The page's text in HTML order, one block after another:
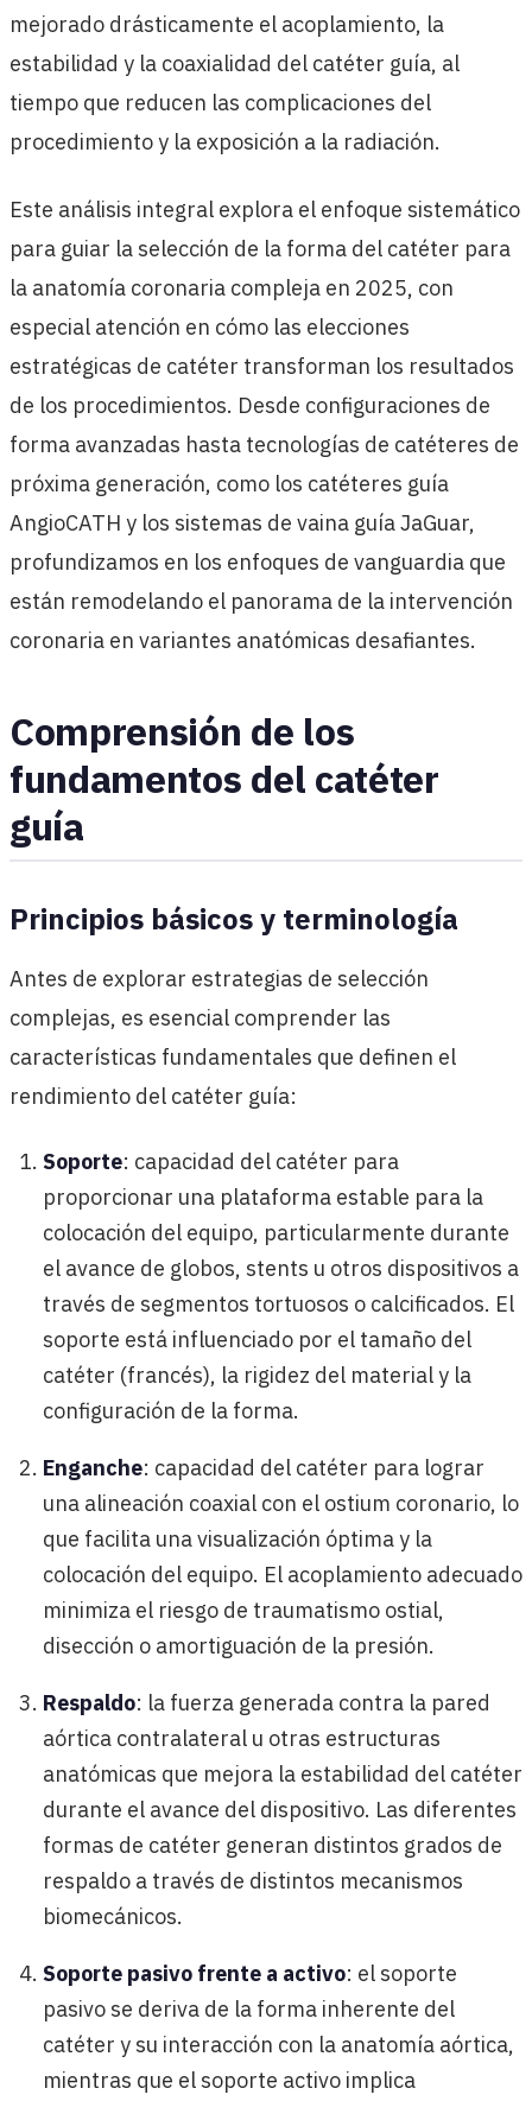
mejorado drásticamente el acoplamiento, la
estabilidad y la coaxialidad del catéter guía, al
tiempo que reducen las complicaciones del
procedimiento y la exposición a la radiación.
Este análisis integral explora el enfoque sistemático
para guiar la selección de la forma del catéter para
la anatomía coronaria compleja en 2025, con
especial atención en cómo las elecciones
estratégicas de catéter transforman los resultados
de los procedimientos. Desde configuraciones de
forma avanzadas hasta tecnologías de catéteres de
próxima generación, como los catéteres guía
AngioCATH y los sistemas de vaina guía JaGuar,
profundizamos en los enfoques de vanguardia que
están remodelando el panorama de la intervención
coronaria en variantes anatómicas desafiantes.
Comprensión de los
fundamentos del catéter
guía
Principios básicos y terminología
Antes de explorar estrategias de selección
complejas, es esencial comprender las
características fundamentales que definen el
rendimiento del catéter guía:
Soporte: capacidad del catéter para
proporcionar una plataforma estable para la
colocación del equipo, particularmente durante
el avance de globos, stents u otros dispositivos a
través de segmentos tortuosos o calcificados. El
soporte está influenciado por el tamaño del
catéter (francés), la rigidez del material y la
configuración de la forma.
Enganche: capacidad del catéter para lograr
una alineación coaxial con el ostium coronario, lo
que facilita una visualización óptima y la
colocación del equipo. El acoplamiento adecuado
minimiza el riesgo de traumatismo ostial,
disección o amortiguación de la presión.
Respaldo: la fuerza generada contra la pared
aórtica contralateral u otras estructuras
anatómicas que mejora la estabilidad del catéter
durante el avance del dispositivo. Las diferentes
formas de catéter generan distintos grados de
respaldo a través de distintos mecanismos
biomecánicos.
Soporte pasivo frente a activo: el soporte
pasivo se deriva de la forma inherente del
catéter y su interacción con la anatomía aórtica,
mientras que el soporte activo implica